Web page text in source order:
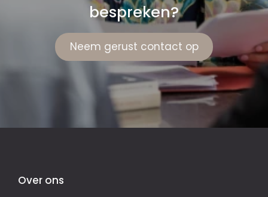
bespreken?
Neem gerust contact op
Over ons